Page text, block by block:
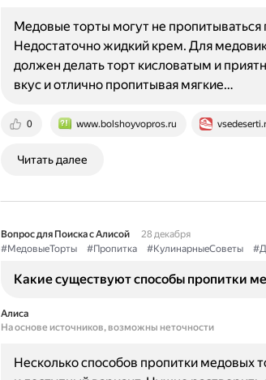
0 www.bolshoyvopros.ru
Медовые торты могут не пропитываться
Недостаточно жидкий крем. Для
должен делать торт кисловатым и
вкус и отлично пропитывая мягкие…
Читать далее
Вопрос для Поиска с Алисой
28 декабря
#МедовыеТорты
#Пропитка #КулинарныеСоветы
Какие существуют способы пропитки
Алиса
На основе источников, возможны неточности
Несколько способов пропитки медовых